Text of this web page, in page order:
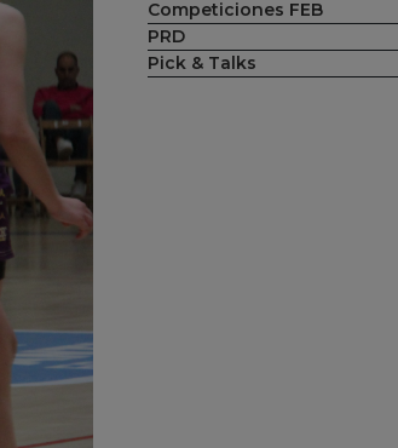
Competiciones FEB
PRD
Pick & Talks